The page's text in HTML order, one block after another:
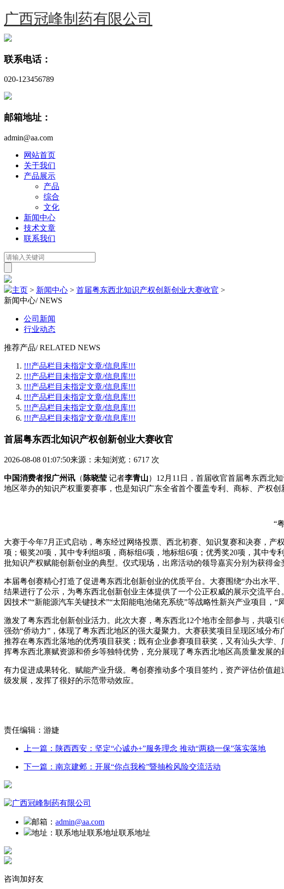
广西冠峰制药有限公司
联系电话：
020-123456789
邮箱地址：
admin@aa.com
网站首页
关于我们
产品展示
产品
综合
文化
新闻中心
技术文章
联系我们
主页 > 新闻中心 > 首届粤东西北知识产权创新创业大赛收官 >
新闻中心/ NEWS
公司新闻
行业动态
推荐产品/ RELATED NEWS
!!!产品栏目未指定文章/信息库!!!
!!!产品栏目未指定文章/信息库!!!
!!!产品栏目未指定文章/信息库!!!
!!!产品栏目未指定文章/信息库!!!
!!!产品栏目未指定文章/信息库!!!
!!!产品栏目未指定文章/信息库!!!
首届粤东西北知识产权创新创业大赛收官
2026-08-08 01:07:50来源：未知浏览：6717 次
中国消费者报广州讯 （ 陈晓莹 记者李青山）12月11日，首届收官首届粤东西北
地区举办的知识产权重要赛事，也是知识广东全省首个覆盖专利、商标、产权创
“
大赛于今年7月正式启动，粤东经过网络投票、西北初赛、知识复赛和决赛，产
项；银奖20项，其中专利组8项，商标组6项，地标组6项；优秀奖20项，其中专
批知识产权赋能创新创业的典型。仪式现场，出席活动的领导嘉宾分别为获得
本届粤创赛精心打造了促进粤东西北创新创业的优质平台。大赛围绕“办出水
结果进行了公示，为粤东西北创新创业主体提供了一个公正权威的展示交流平
因技术”“新能源汽车关键技术”“太阳能电池储充系统”等战略性新兴产业项目，
激发了粤东西北创新创业活力。此次大赛，粤东西北12个地市全部参与，共吸
强劲“侨动力”，体现了粤东西北地区的强大凝聚力。大赛获奖项目呈现区域分
推荐在粤东西北落地的优秀项目获奖；既有企业参赛项目获奖，又有汕头大学
挥粤东西北禀赋资源和侨乡等独特优势，充分展现了粤东西北地区高质量发展的
有力促进成果转化、赋能产业升级。粤创赛推动多个项目签约，资产评估价值
级发展，发挥了很好的示范带动效应。
责任编辑：游婕
上一篇：陕西西安：坚定“心诚办+”服务理念 推动“两稳一保”落实落地
下一篇：南京建邺：开展“你点我检”暨抽检风险交流活动
邮箱： admin@aa.com
地址： 联系地址联系地址联系地址
咨询加好友